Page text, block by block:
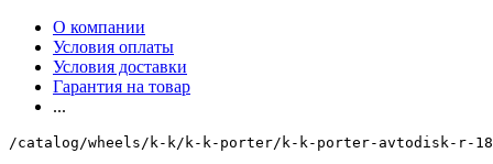
О компании
Условия оплаты
Условия доставки
Гарантия на товар
...
/catalog/wheels/k-k/k-k-porter/k-k-porter-avtodisk-r-